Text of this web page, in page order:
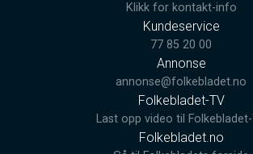
Klikk for kontakt-info
Kundeservice
77 85 20 00
Annonse
annonse@folkebladet.no
Folkebladet-TV
Last opp video til
Folkebladet.no